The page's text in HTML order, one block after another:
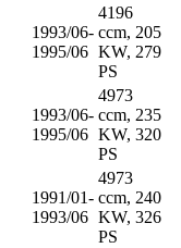
1993/06-
1995/06
4196
ccm, 205
KW, 279
PS
1993/06-
1995/06
4973
ccm, 235
KW, 320
PS
1991/01-
1993/06
4973
ccm, 240
KW, 326
PS